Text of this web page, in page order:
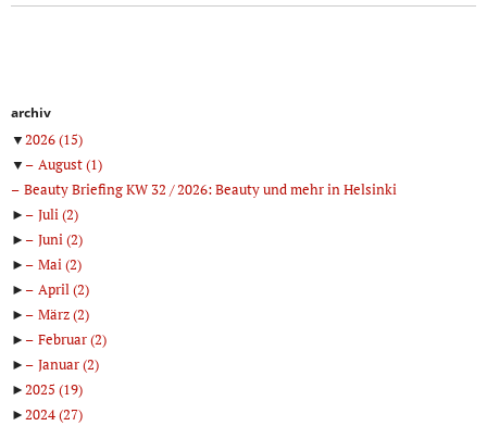
archiv
▼2026(15)
▼
August(1)
Beauty Briefing KW 32 / 2026: Beauty und mehr in Helsinki
►
Juli(2)
►
Juni(2)
►
Mai(2)
►
April(2)
►
März(2)
►
Februar(2)
►
Januar(2)
►2025 (19)
►2024(27)